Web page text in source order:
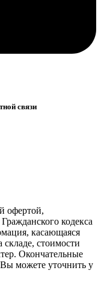
связи
офертой,
кодекса
касающаяся
складе, стоимости
Окончательные
можете уточнить у